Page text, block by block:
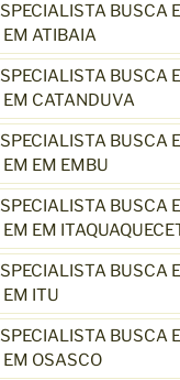
BUSCA
EM ATIBAIA
BUSCA
EM CATANDUVA
BUSCA
EM EMBU
BUSCA
EM
BUSCA
EM ITU
BUSCA
EM OSASCO